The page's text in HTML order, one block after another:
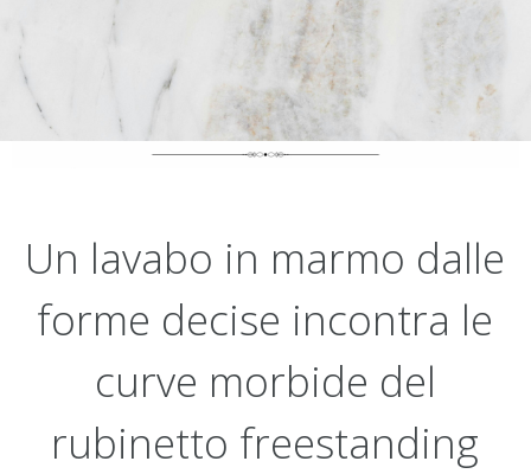
Un lavabo in marmo dalle
forme decise incontra le
curve morbide del
rubinetto freestanding